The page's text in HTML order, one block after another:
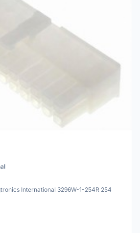
International 3296W-1-254R 254